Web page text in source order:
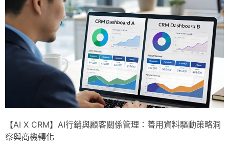
【AI X CRM】AI行銷與顧客關係管理：善用資料驅動策略洞
察與商機轉化